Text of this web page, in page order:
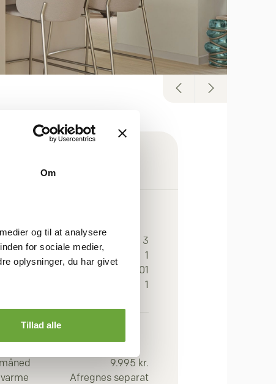
Om
og til at analysere
for sociale medier,
oplysninger, du har givet
Tillad alle
3
1
101
1
9.995 kr.
Afregnes separat